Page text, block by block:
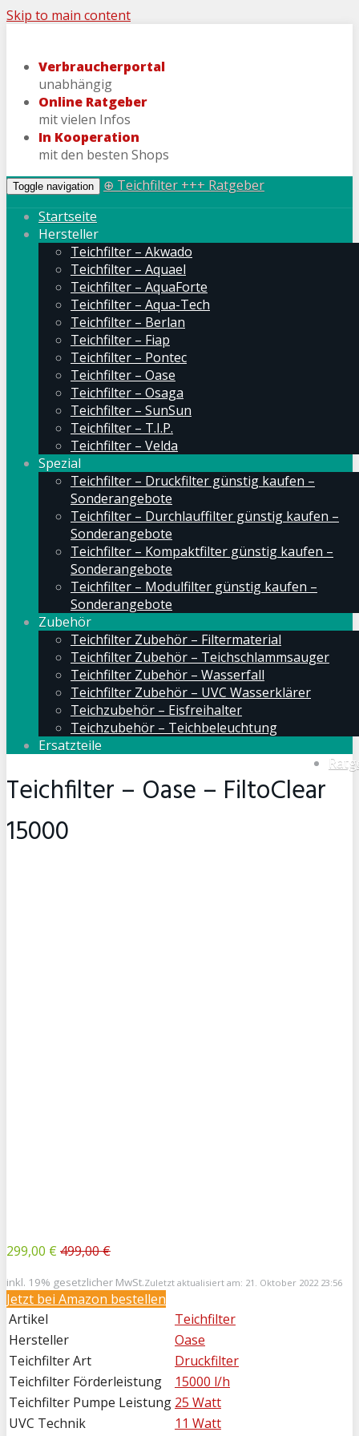
Skip to main content
Verbraucherportal
unabhängig
Online Ratgeber
mit vielen Infos
In Kooperation
mit den besten Shops
Toggle navigation
⊕ Teichfilter +++ Ratgeber
Startseite
Hersteller
Teichfilter – Akwado
Teichfilter – Aquael
Teichfilter – AquaForte
Teichfilter – Aqua-Tech
Teichfilter – Berlan
Teichfilter – Fiap
Teichfilter – Pontec
Teichfilter – Oase
Teichfilter – Osaga
Teichfilter – SunSun
Teichfilter – T.I.P.
Teichfilter – Velda
Spezial
Teichfilter – Druckfilter günstig kaufen –
Sonderangebote
Teichfilter – Durchlauffilter günstig kaufen –
Sonderangebote
Teichfilter – Kompaktfilter günstig kaufen –
Sonderangebote
Teichfilter – Modulfilter günstig kaufen –
Sonderangebote
Zubehör
Teichfilter Zubehör – Filtermaterial
Teichfilter Zubehör – Teichschlammsauger
Teichfilter Zubehör – Wasserfall
Teichfilter Zubehör – UVC Wasserklärer
Teichzubehör – Eisfreihalter
Teichzubehör – Teichbeleuchtung
Ersatzteile
Teichfilter – Oase – FiltoClear
15000
299,00 € 499,00 €
inkl. 19% gesetzlicher MwSt.Zuletzt aktualisiert am: 21. Oktober 2022 23:56
Jetzt bei Amazon bestellen
Artikel
Teichfilter
Hersteller
Oase
Teichfilter Art
Druckfilter
Teichfilter Förderleistung
15000 l/h
Teichfilter Pumpe Leistung 25 Watt
UVC Technik
11 Watt